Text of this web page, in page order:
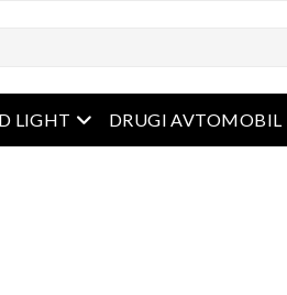
LIGHT odprt meni
DRUGI AVTOMOBIL